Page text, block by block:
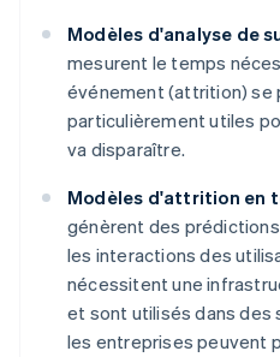
Modèles d'analyse de
mesurent le temps
événement (attrition) se
particulièrement utiles
va disparaître.
Modèles d'attrition en
génèrent des
les interactions des
nécessitent une
et sont utilisés dans des
les entreprises peuvent